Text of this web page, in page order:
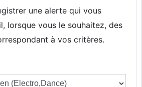
une alerte qui vous
lorsque vous le souhaitez, des
à vos critères.